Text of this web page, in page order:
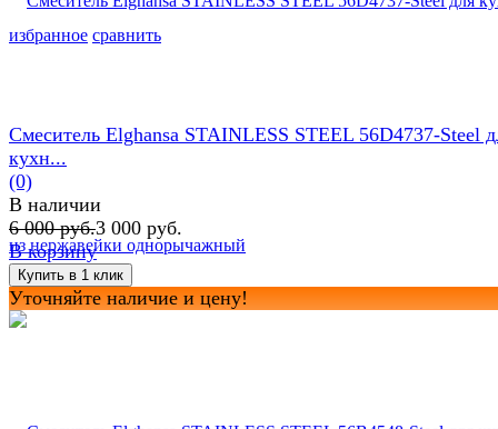
избранное сравнить
Смеситель Elghansa STAINLESS STEEL 56D4737-Steel
кухн...
(0)
В наличии
6 000 руб.3 000 руб.
В корзину
Уточняйте наличие и цену!